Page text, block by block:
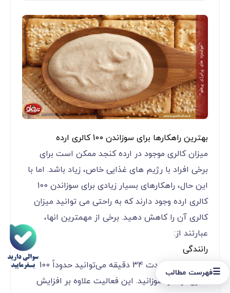
بهترین راهکارها برای سوزاندن 100 کالری ارده
میزان کالری موجود در ارده کنجد ممکن است برای
برخی افراد با رژیم های غذایی خاص، زیاد باشد. اما با
این حال، راهکارهای بسیار زیادی برای سوزاندن 100
کالری ارده وجود دارند که به راحتی می توانید میزان
کالری آن را کاهش دهید. برخی از مهمترین انها،
عبارتند از:
رانندگی
با رانندگی به مدت 34 دقیقه می‌توانید حدوداً 100
کالری ارده را سوزانید. این فعالیت علاوه بر افزایش
☰فهرست مطالب